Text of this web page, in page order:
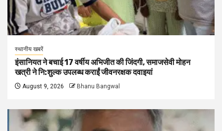
स्थानीय खबरें
इंसानियत ने बचाई 17 वर्षीय अभिजीत की जिंदगी, समाजसेवी मोहन
खत्री ने नि:शुल्क उपलब्ध कराईं जीवनरक्षक दवाइयां
August 9, 2026 Bhanu Bangwal